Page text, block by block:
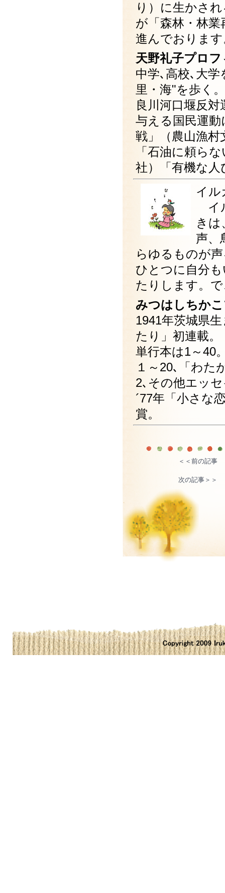
り）に生かさ
が「森林・林
進んでおりま
天野礼子プロ
中学､高校､大
里・海"を歩く
良川河口堰反
与える国民運
戦」（農山漁村
「石油に頼ら
社）「有機な人
イル
イ
きは
声、
らゆるものが
ひとつに自分
たりします。
みつはしちか
1941年茨城県
たり」初連載。
単行本は1～40
１～20､「わた
2､その他エッ
´77年「小さな
賞。
＜＜前の記事
次の記事＞＞